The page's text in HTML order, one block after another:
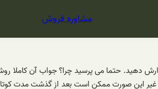
مشاوره فروش
دهید. حتما می پرسید چرا؟ جواب آن
غیر این صورت ممکن است بعد از گذشت مدت